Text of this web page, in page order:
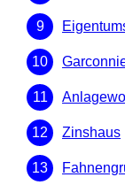
Zinshaus